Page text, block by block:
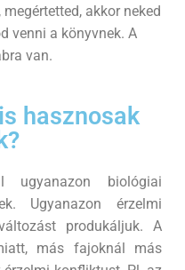
akkor neked
venni a könyvnek. A
van.
hasznosak
biológiai
Ugyanazon érzelmi
produkáljuk. A
más fajoknál más